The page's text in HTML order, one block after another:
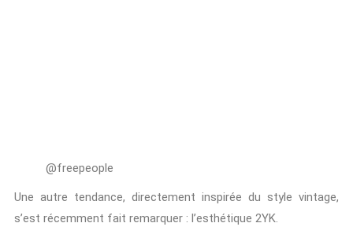
@freepeople
Une autre tendance, directement inspirée du style vintage,
s’est récemment fait remarquer : l’esthétique 2YK.